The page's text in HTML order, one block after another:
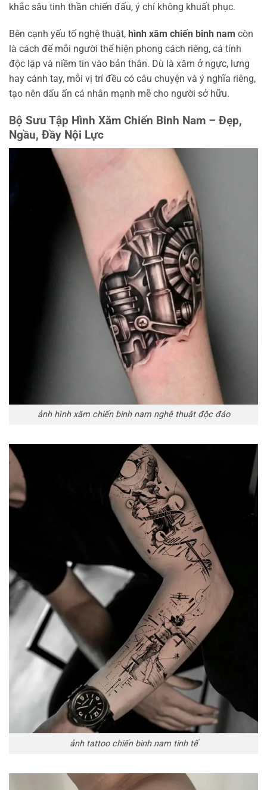
khắc sâu tinh thần chiến đấu, ý chí không khuất phục.
Bên cạnh yếu tố nghệ thuật, hình xăm chiến binh nam còn
là cách để mỗi người thể hiện phong cách riêng, cá tính
độc lập và niềm tin vào bản thân. Dù là xăm ở ngực, lưng
hay cánh tay, mỗi vị trí đều có câu chuyện và ý nghĩa riêng,
tạo nên dấu ấn cá nhân mạnh mẽ cho người sở hữu.
Bộ Sưu Tập Hình Xăm Chiến Binh Nam – Đẹp,
Ngầu, Đầy Nội Lực
ảnh hình xăm chiến binh nam nghệ thuật độc đáo
ảnh tattoo chiến binh nam tinh tế